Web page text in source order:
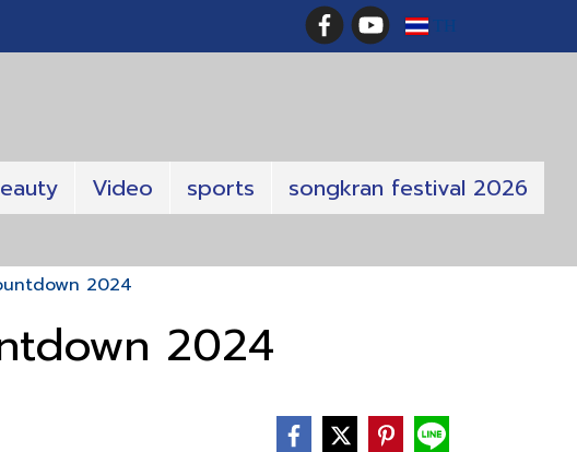
TH
Video sports songkran festival 2026
2024
2024